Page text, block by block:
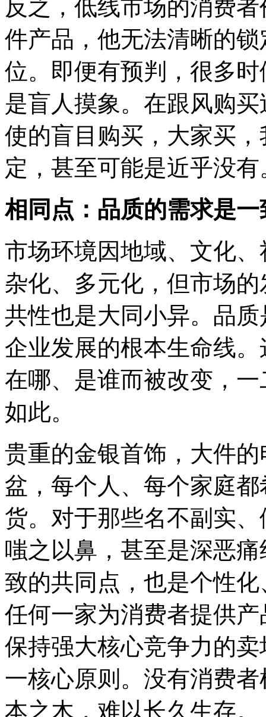
反之，低线市场的消费
件产品，他无法清晰的
位。即便有预判，很多
是盲人摸象。在跟风购
使的盲目购买，大家买
定，甚至可能是近乎没有
相同点：品质的需求是一
市场环境因地域、文化
杂化、多元化，但市场
共性也是大同小异。品
企业发展的根本生命线
在哪、是谁而被改变，
如此。
贵重的金银首饰，大件
盆，每个人、每个家庭
货。对于那些名不副实
嗤之以鼻，甚至是深恶
致的共同点，也是个性
任何一家为消费者提供
保持强大核心竞争力的
一核心原则。没有消费
本之木，难以长久生存。